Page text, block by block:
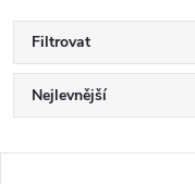
Filtrovat
Ř
a
Nejlevnější